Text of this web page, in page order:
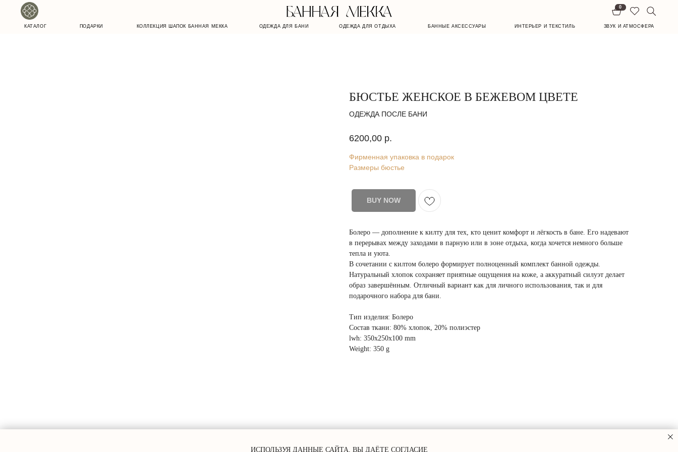
ЗВУК И АТМОСФЕРА
ИНТЕРЬЕР И ТЕКСТИЛЬ
БАННЫЕ АКСЕССУАРЫ
ОДЕЖДА ДЛЯ ОТДЫХА
ОДЕЖДА ДЛЯ БАНИ
КОЛЛЕКЦИЯ ШАПОК БАННАЯ МЕККА
ПОДАРКИ
КАТАЛОГ
ИСПОЛЬЗУЯ ДАННЫЕ САЙТА, ВЫ ДАЁТЕ СОГЛАСИЕ
БЮСТЬЕ ЖЕНСКОЕ В БЕЖЕВОМ ЦВЕТЕ
ОДЕЖДА ПОСЛЕ БАНИ
6200,00 р.
Фирменная упаковка в подарок
Размеры бюстье
BUY NOW
Болеро — дополнение к килту для тех, кто ценит комфорт и лёгкость в бане. Его надевают
в перерывах между заходами в парную или в зоне отдыха, когда хочется немного больше
тепла и уюта.
В сочетании с килтом болеро формирует полноценный комплект банной одежды.
Натуральный хлопок сохраняет приятные ощущения на коже, а аккуратный силуэт делает
образ завершённым. Отличный вариант как для личного использования, так и для
подарочного набора для бани.
Тип изделия: Болеро
Состав ткани: 80% хлопок, 20% полиэстер
lwh: 350x250x100 mm
Weight: 350 g